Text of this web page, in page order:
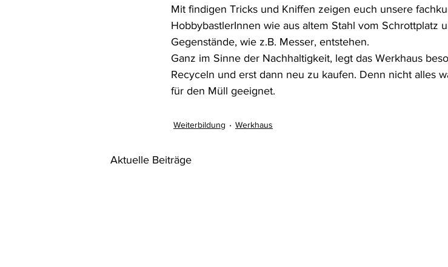
Mit findigen Tricks und Kniffen zeigen euch unsere
HobbybastlerInnen wie aus altem Stahl vom Schrottplatz
Gegenstände, wie z.B. Messer, entstehen.
Ganz im Sinne der Nachhaltigkeit, legt das Werkhaus
Recyceln und erst dann neu zu kaufen. Denn nicht alles
für den Müll geeignet.
Weiterbildung Werkhaus
Aktuelle Beiträge